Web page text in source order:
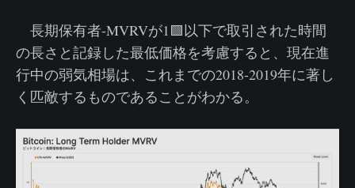
長期保有者-MVRVが1🟩以下で取引された時間
の長さと記録した最低価格を考慮すると、現在進
行中の弱気相場は、これまでの2018-2019年に著し
く匹敵するものであることがわかる。